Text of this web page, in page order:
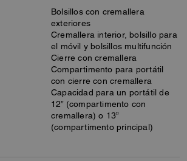
Bolsillos con cremallera
exteriores
Cremallera interior, bolsillo para
el móvil y bolsillos multifunción
Cierre con cremallera
Compartimento para portátil
con cierre con cremallera
Capacidad para un portátil de
12” (compartimento con
cremallera) o 13”
(compartimento principal)